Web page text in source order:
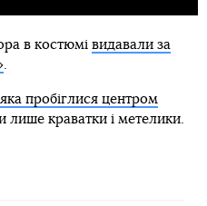
в костюмі видавали за
.
пробіглися центром
лише краватки і метелики.